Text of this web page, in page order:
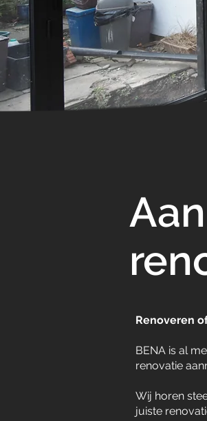
Renoveren
BENA is al
renovatie
Wij horen
juiste